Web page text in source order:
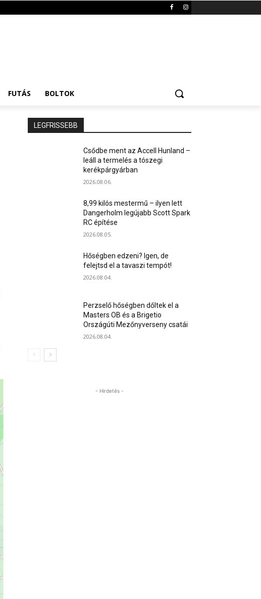
FUTÁS BOLTOK
LEGFRISSEBB
Csődbe ment az Accell Hunland –
leáll a termelés a tószegi
kerékpárgyárban
2026.08.06.
8,99 kilós mestermű – ilyen lett
Dangerholm legújabb Scott Spark
RC építése
2026.08.05.
Hőségben edzeni? Igen, de
felejtsd el a tavaszi tempót!
2026.08.04.
Perzselő hőségben dőltek el a
Masters OB és a Brigetio
Országúti Mezőnyverseny csatái
2026.08.04.
- Hirdetés -